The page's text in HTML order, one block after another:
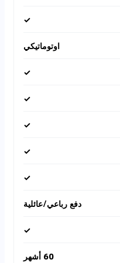
✓
اوتوماتيكي
✓
✓
✓
✓
✓
دفع رباعي/عائلية
✓
60 أشهر